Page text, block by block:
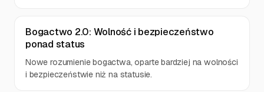
Bogactwo 2.0: Wolność i bezpieczeństwo
ponad status
Nowe rozumienie bogactwa, oparte bardziej na wolności
i bezpieczeństwie niż na statusie.